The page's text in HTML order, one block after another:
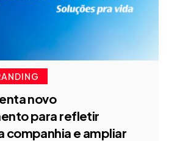
novo
para refletir
companhia e ampliar